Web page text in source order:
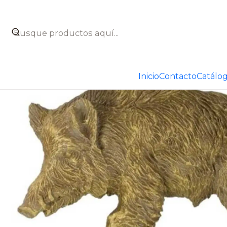
InicioContacto